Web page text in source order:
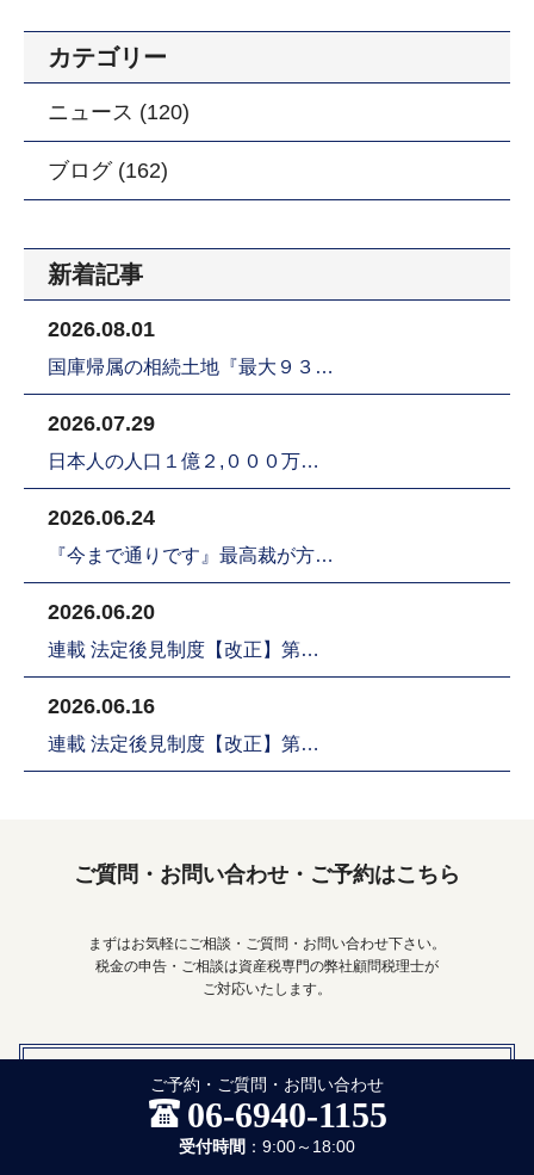
カテゴリー
ニュース (120)
ブログ (162)
新着記事
2026.08.01
国庫帰属の相続土地『最大９３…
2026.07.29
日本人の人口１億２,０００万…
2026.06.24
『今まで通りです』最高裁が方…
2026.06.20
連載 法定後見制度【改正】第…
2026.06.16
連載 法定後見制度【改正】第…
ご質問・お問い合わせ・ご予約はこちら
まずはお気軽にご相談・ご質問・お問い合わせ下さい。
税金の申告・ご相談は資産税専門の弊社顧問税理士が
ご対応いたします。
06-6940-1155
受付時間：9:00～18:00
ご予約・ご質問・お問い合わせ
06-6940-1155
受付時間 ：9:00～18:00